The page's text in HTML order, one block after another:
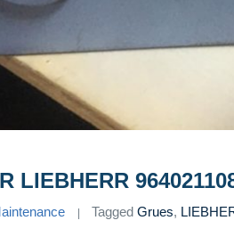
LIEBHERR
Tagged Grues,